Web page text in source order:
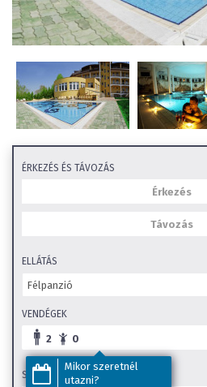
ÉRKEZÉS ÉS TÁVOZÁS
Mikor szeretnél
utazni?
ELLÁTÁS
VENDÉGEK
2 0
SZOBA TÍPUS